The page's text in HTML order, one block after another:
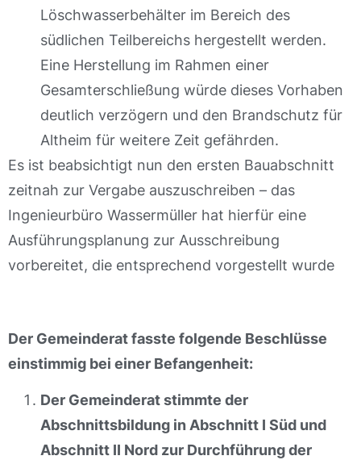
Löschwasserbehälter im Bereich des
südlichen Teilbereichs hergestellt werden.
Eine Herstellung im Rahmen einer
Gesamterschließung würde dieses Vorhaben
deutlich verzögern und den Brandschutz für
Altheim für weitere Zeit gefährden.
Es ist beabsichtigt nun den ersten Bauabschnitt
zeitnah zur Vergabe auszuschreiben – das
Ingenieurbüro Wassermüller hat hierfür eine
Ausführungsplanung zur Ausschreibung
vorbereitet, die entsprechend vorgestellt wurde
Der Gemeinderat fasste folgende Beschlüsse
einstimmig bei einer Befangenheit:
Der Gemeinderat stimmte der
Abschnittsbildung in Abschnitt I Süd und
Abschnitt II Nord zur Durchführung der